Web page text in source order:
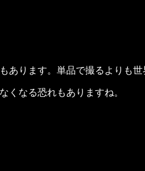
あります。単品で撮るよりも
くなる恐れもありますね。